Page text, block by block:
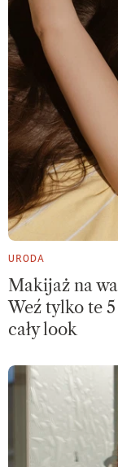
URODA
Makijaż na
Weź tylko te
cały look